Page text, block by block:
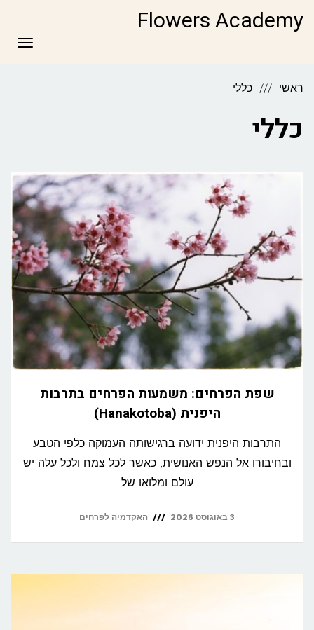
Flowers Academy
ראשי כללי
כללי
שפת הפרחים: משמעות הפרחים בתרבות
היפנית (Hanakotoba)
התרבות היפנית ידועה ברגישותה העמוקה כלפי הטבע
ובחיבורו אל הנפש האנושית, כאשר לכל צמח ולכל עלה יש
עולם ומלואו של
3 באוגוסט 2026 האקדמיה לפרחים